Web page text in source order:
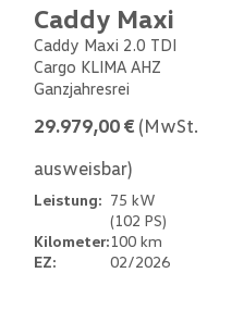
Caddy Maxi
Caddy Maxi 2.0 TDI
Cargo KLIMA AHZ
Ganzjahresrei
29.979,00 € (MwSt.
ausweisbar)
Leistung: 75 kW
(102 PS)
Kilometer:100 km
EZ:
02/2026